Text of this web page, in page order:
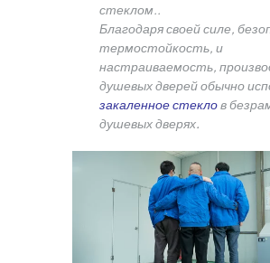
стеклом..
Благодаря своей силе,
термостойкость, и
настраиваемость,
душевых дверей обычно
закаленное стеклов
душевых дверях.